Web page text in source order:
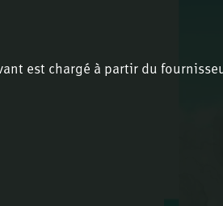
est chargé à partir du